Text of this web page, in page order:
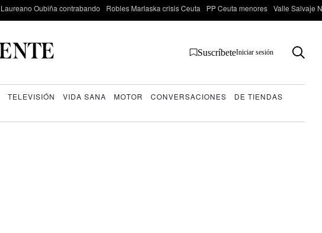
Laureano Oubiña contrabando Robles Marlaska crisis Ceuta PP Ceuta menores Valle Salvaje
SuscríbeteIniciar sesión
TELEVISIÓN VIDA SANA MOTOR CONVERSACIONES
DE TIENDAS